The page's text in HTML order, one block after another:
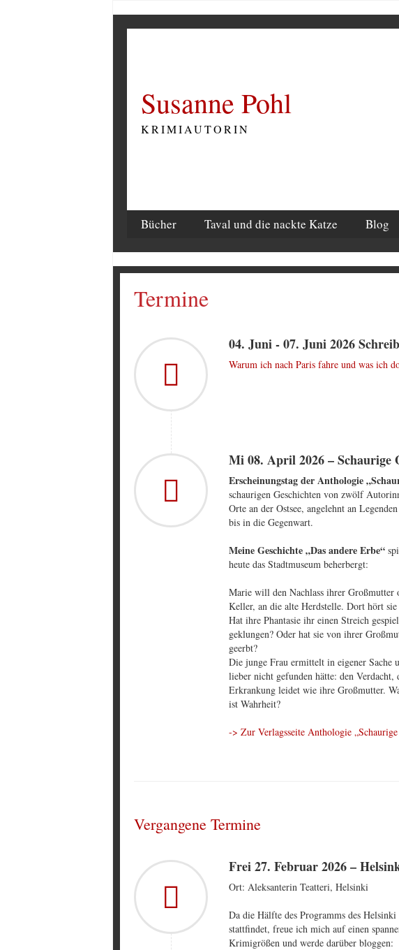
Susanne Pohl
KRIMIAUTORIN
Bücher Taval und die nackte Katze Blog
Termine
04. Juni - 07. Juni 2026
Warum ich nach Paris fahre und was ich
Mi 08. April 2026 – Schaurige
Erscheinungstag der Anthologie
schaurigen Geschichten von zwölf
Orte an der Ostsee, angelehnt an
bis in die Gegenwart.
Meine Geschichte „Das andere Erbe“
heute das Stadtmuseum beherbergt:
Marie will den Nachlass ihrer
Keller, an die alte Herdstelle. Dort hört
Hat ihre Phantasie ihr einen Streich
geklungen? Oder hat sie von ihrer
geerbt?
Die junge Frau ermittelt in eigener Sache
lieber nicht gefunden hätte: den Verdacht,
Erkrankung leidet wie ihre Großmutter.
ist Wahrheit?
-> Zur Verlagsseite Anthologie „Schaurige
Vergangene Termine
Frei 27. Februar 2026 –
Ort: Aleksanterin Teatteri, Helsinki
Da die Hälfte des Programms des
stattfindet, freue ich mich auf einen
Krimigrößen und werde darüber bloggen: